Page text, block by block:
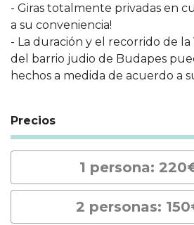
- Giras totalmente privadas en
a su conveniencia!
- La duración y el recorrido de la
del barrio judio de Budapes
hechos a medida de acuerdo a
Precios
1 persona:
2 personas: